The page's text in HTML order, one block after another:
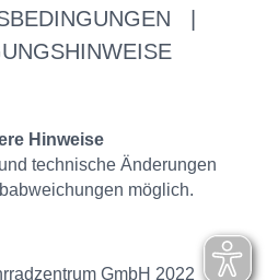
Hinweise
technische Änderungen
möglich.
GmbH 2022